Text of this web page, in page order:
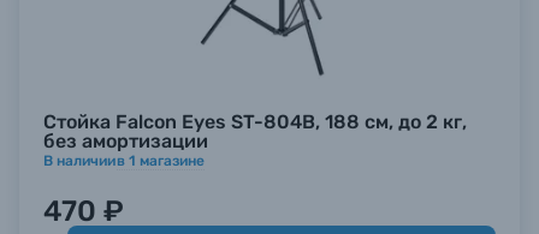
Стойка Falcon Eyes ST-804B, 188 см, до 2 кг,
без амортизации
В наличиив 1 магазине
470 ₽